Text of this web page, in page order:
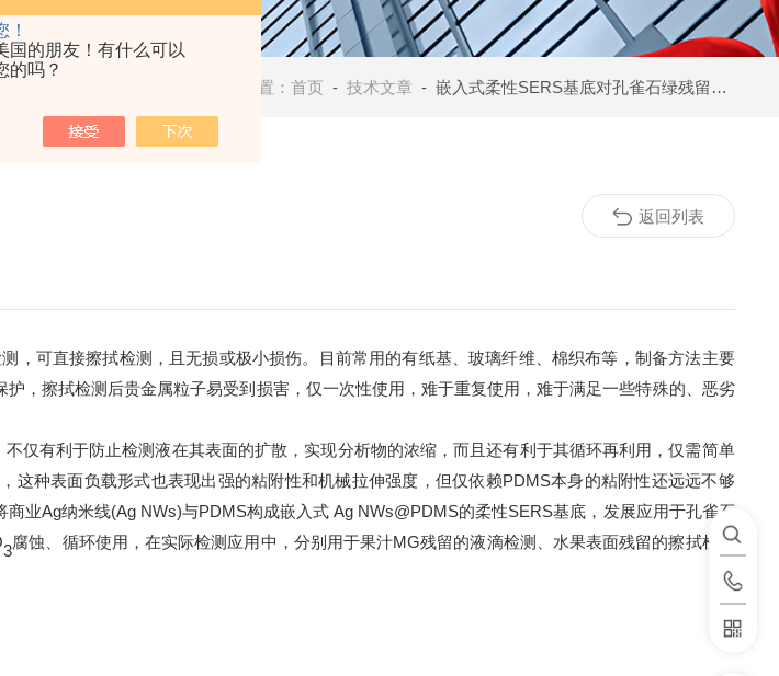
！
国的朋友！有什么可以
的吗？
当前位置：首页 -技术文章 - 嵌入式柔性SERS基底对孔雀石绿残留的多模式检测
，可直接擦拭检测，且无损或极小损伤。目前常用的有纸基、玻璃纤维、棉织布等，制备方法主要
，擦拭检测后贵金属粒子易受到损害，仅一次性使用，难于重复使用，难于满足一些特殊的、恶劣
仅有利于防止检测液在其表面的扩散，实现分析物的浓缩，而且还有利于其循环再利用，仅需简单
这种表面负载形式也表现出强的粘附性和机械拉伸强度，但仅依赖PDMS本身的粘附性还远远不够
商业Ag纳米线(Ag NWs)与PDMS构成嵌入式Ag NWs@PDMS的柔性SERS基底，发展应用于孔雀石
3腐蚀、循环使用，在实际检测应用中，分别用于果汁MG残留的液滴检测、水果表面残留的擦拭检测
返回列表